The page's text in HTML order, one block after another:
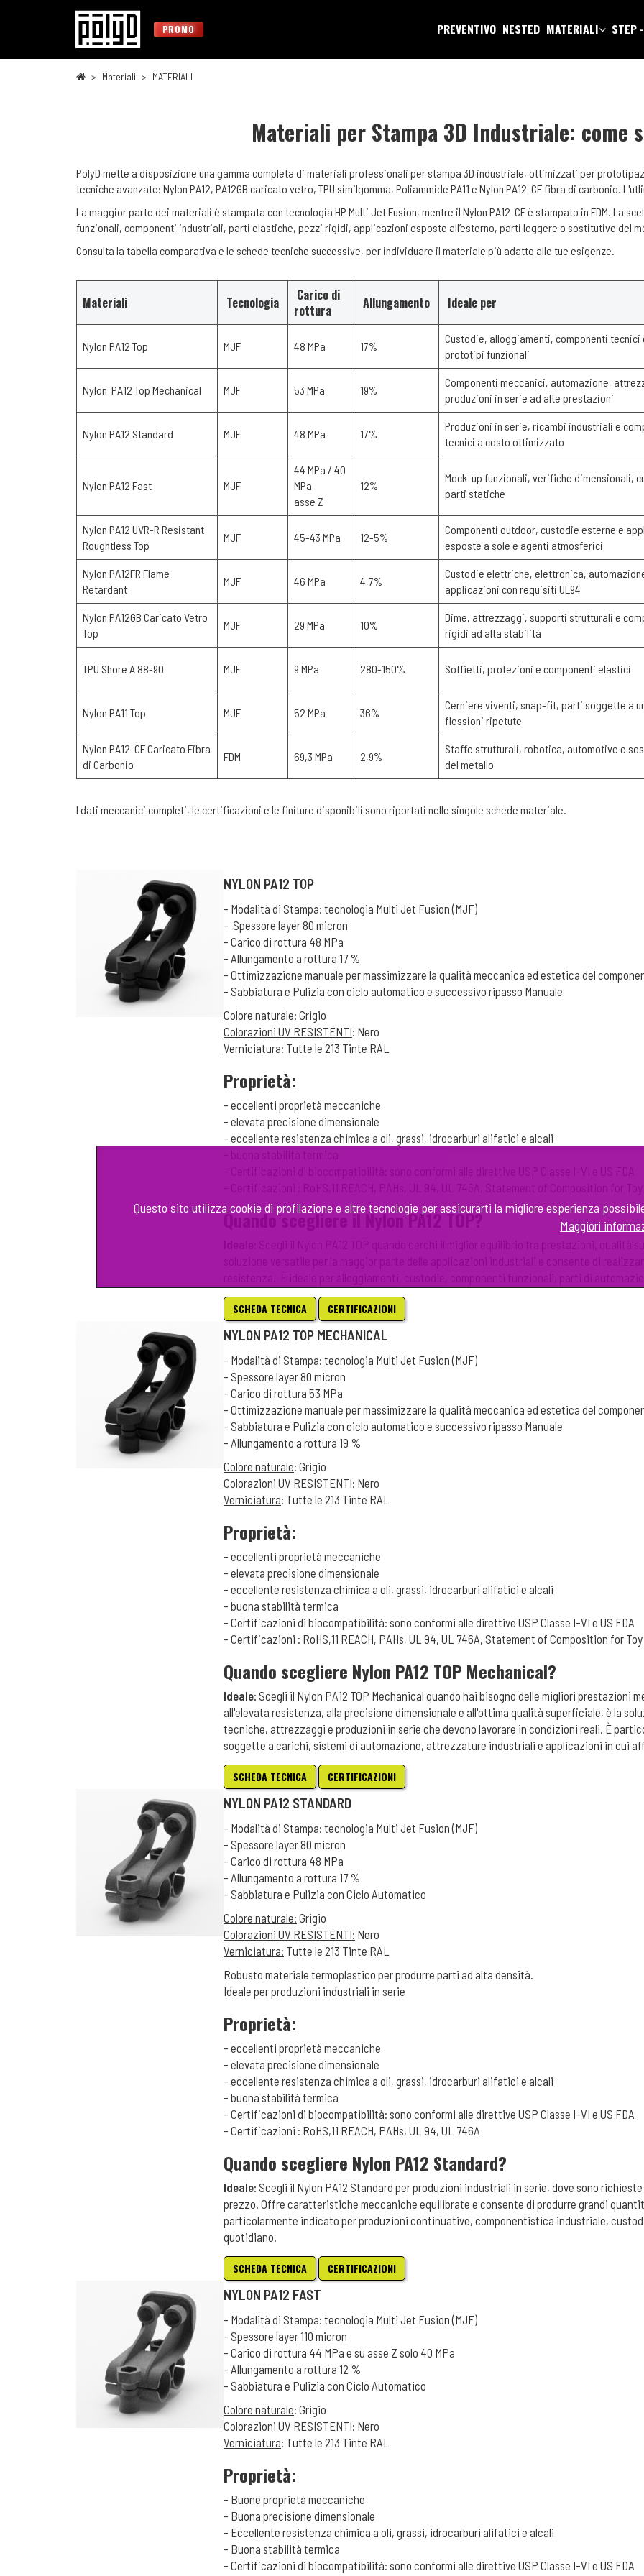
PROMO PREVENTIVO NESTED MATERIALI STEP
Materiali MATERIALI
Materiali per Stampa 3D Industriale: come
PolyD mette a disposizione una gamma completa di materiali professionali per stampa 3D industriale, ottimizzati per
tecniche avanzate: Nylon PA12, PA12GB caricato vetro, TPU similgomma, Poliammide PA11 e Nylon PA12-CF fibra di carbonio.
La maggior parte dei materiali è stampata con tecnologia HP Multi Jet Fusion, mentre il Nylon PA12-CF è stampato in FDM. La
funzionali, componenti industriali, parti elastiche, pezzi rigidi, applicazioni esposte all’esterno, parti leggere o sostitutive del
Consulta la tabella comparativa e le schede tecniche successive, per individuare il materiale più adatto alle tue esigenze.
Materiali Tecnologia
Carico di
rottura
Allungamento Ideale per
Nylon PA12 Top MJF 48 MPa 17%
Custodie, alloggiamenti, componenti tecnici
prototipi funzionali
Nylon PA12 Top Mechanical MJF 53 MPa 19%
Componenti meccanici, automazione,
produzioni in serie ad alte prestazioni
Nylon PA12 Standard MJF 48 MPa 17%
Produzioni in serie, ricambi industriali e
tecnici a costo ottimizzato
Nylon PA12 Fast MJF
44 MPa / 40
MPa
asse Z
12%
Mock-up funzionali, verifiche dimensionali,
parti statiche
Nylon PA12 UVR-R Resistant
Roughtless Top
MJF 45-43 MPa 12-5%
Componenti outdoor, custodie esterne e
esposte a sole e agenti atmosferici
Nylon PA12FR Flame
Retardant
MJF 46 MPa 4,7%
Custodie elettriche, elettronica,
applicazioni con requisiti UL94
Nylon PA12GB Caricato Vetro
Top
MJF 29 MPa 10%
Dime, attrezzaggi, supporti strutturali e
rigidi ad alta stabilità
TPU Shore A 88-90 MJF 9 MPa 280-150% Soffietti, protezioni e componenti elastici
Nylon PA11 Top MJF 52 MPa 36%
Cerniere viventi, snap-fit, parti soggette a
flessioni ripetute
Nylon PA12-CF Caricato Fibra
di Carbonio
FDM 69,3 MPa 2,9%
Staffe strutturali, robotica, automotive e
del metallo
I dati meccanici completi, le certificazioni e le finiture disponibili sono riportati nelle singole schede materiale.
NYLON PA12 TOP
- Modalità di Stampa: tecnologia Multi Jet Fusion (MJF)
- Spessore layer 80 micron
- Carico di rottura 48 MPa
- Allungamento a rottura 17 %
- Ottimizzazione manuale per massimizzare la qualità meccanica ed estetica del
- Sabbiatura e Pulizia con ciclo automatico e successivo ripasso Manuale
Colore naturale: Grigio
Colorazioni UV RESISTENTI: Nero
Verniciatura: Tutte le 213 Tinte RAL
Proprietà:
- eccellenti proprietà meccaniche
- elevata precisione dimensionale
- eccellente resistenza chimica a oli, grassi, idrocarburi alifatici e alcali
Quando scegliere il Nylon PA12 TOP?
SCHEDA TECNICA CERTIFICAZIONI
NYLON PA12 TOP MECHANICAL
- Modalità di Stampa: tecnologia Multi Jet Fusion (MJF)
- Spessore layer 80 micron
- Carico di rottura 53 MPa
- Ottimizzazione manuale per massimizzare la qualità meccanica ed estetica del
- Sabbiatura e Pulizia con ciclo automatico e successivo ripasso Manuale
- Allungamento a rottura 19 %
Colore naturale: Grigio
Colorazioni UV RESISTENTI: Nero
Verniciatura: Tutte le 213 Tinte RAL
Proprietà:
- eccellenti proprietà meccaniche
- elevata precisione dimensionale
- eccellente resistenza chimica a oli, grassi, idrocarburi alifatici e alcali
- buona stabilità termica
- Certificazioni di biocompatibilità: sono conformi alle direttive USP Classe I-VI e US FDA
- Certificazioni : RoHS,11 REACH, PAHs, UL 94, UL 746A, Statement of Composition for
Quando scegliere Nylon PA12 TOP Mechanical?
Ideale: Scegli il Nylon PA12 TOP Mechanical quando hai bisogno delle migliori prestazioni
all'elevata resistenza, alla precisione dimensionale e all'ottima qualità superficiale, è la
tecniche, attrezzaggi e produzioni in serie che devono lavorare in condizioni reali. È
soggette a carichi, sistemi di automazione, attrezzature industriali e applicazioni in cui
SCHEDA TECNICA CERTIFICAZIONI
NYLON PA12 STANDARD
- Modalità di Stampa: tecnologia Multi Jet Fusion (MJF)
- Spessore layer 80 micron
- Carico di rottura 48 MPa
- Allungamento a rottura 17 %
- Sabbiatura e Pulizia con Ciclo Automatico
Colore naturale: Grigio
Colorazioni UV RESISTENTI: Nero
Verniciatura: Tutte le 213 Tinte RAL
Robusto materiale termoplastico per produrre parti ad alta densità.
Ideale per produzioni industriali in serie
Proprietà:
- eccellenti proprietà meccaniche
- elevata precisione dimensionale
- eccellente resistenza chimica a oli, grassi, idrocarburi alifatici e alcali
- buona stabilità termica
- Certificazioni di biocompatibilità: sono conformi alle direttive USP Classe I-VI e US FDA
- Certificazioni : RoHS,11 REACH, PAHs, UL 94, UL 746A
Quando scegliere Nylon PA12 Standard?
Ideale: Scegli il Nylon PA12 Standard per produzioni industriali in serie, dove sono
prezzo. Offre caratteristiche meccaniche equilibrate e consente di produrre grandi
particolarmente indicato per produzioni continuative, componentistica industriale,
quotidiano.
SCHEDA TECNICA CERTIFICAZIONI
NYLON PA12 FAST
- Modalità di Stampa: tecnologia Multi Jet Fusion (MJF)
- Spessore layer 110 micron
- Carico di rottura 44 MPa e su asse Z solo 40 MPa
- Allungamento a rottura 12 %
- Sabbiatura e Pulizia con Ciclo Automatico
Colore naturale: Grigio
Colorazioni UV RESISTENTI: Nero
Verniciatura: Tutte le 213 Tinte RAL
Proprietà:
- Buone proprietà meccaniche
- Buona precisione dimensionale
- Eccellente resistenza chimica a oli, grassi, idrocarburi alifatici e alcali
- Buona stabilità termica
- Certificazioni di biocompatibilità: sono conformi alle direttive USP Classe I-VI e US FDA
Questo sito utilizza cookie di profilazione e altre tecnologie per assicurarti la migliore esperienza
Maggiori